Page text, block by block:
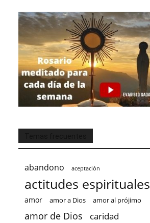
abandono aceptación
actitudes espirituales
amor amor a Dios amor al prójimo
amor de Dios caridad